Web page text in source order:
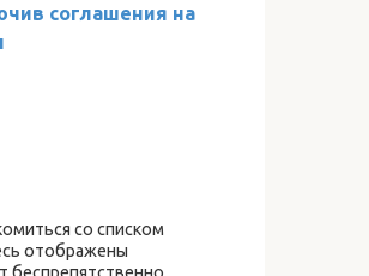
соглашения на
со списком
отображены
беспрепятственно